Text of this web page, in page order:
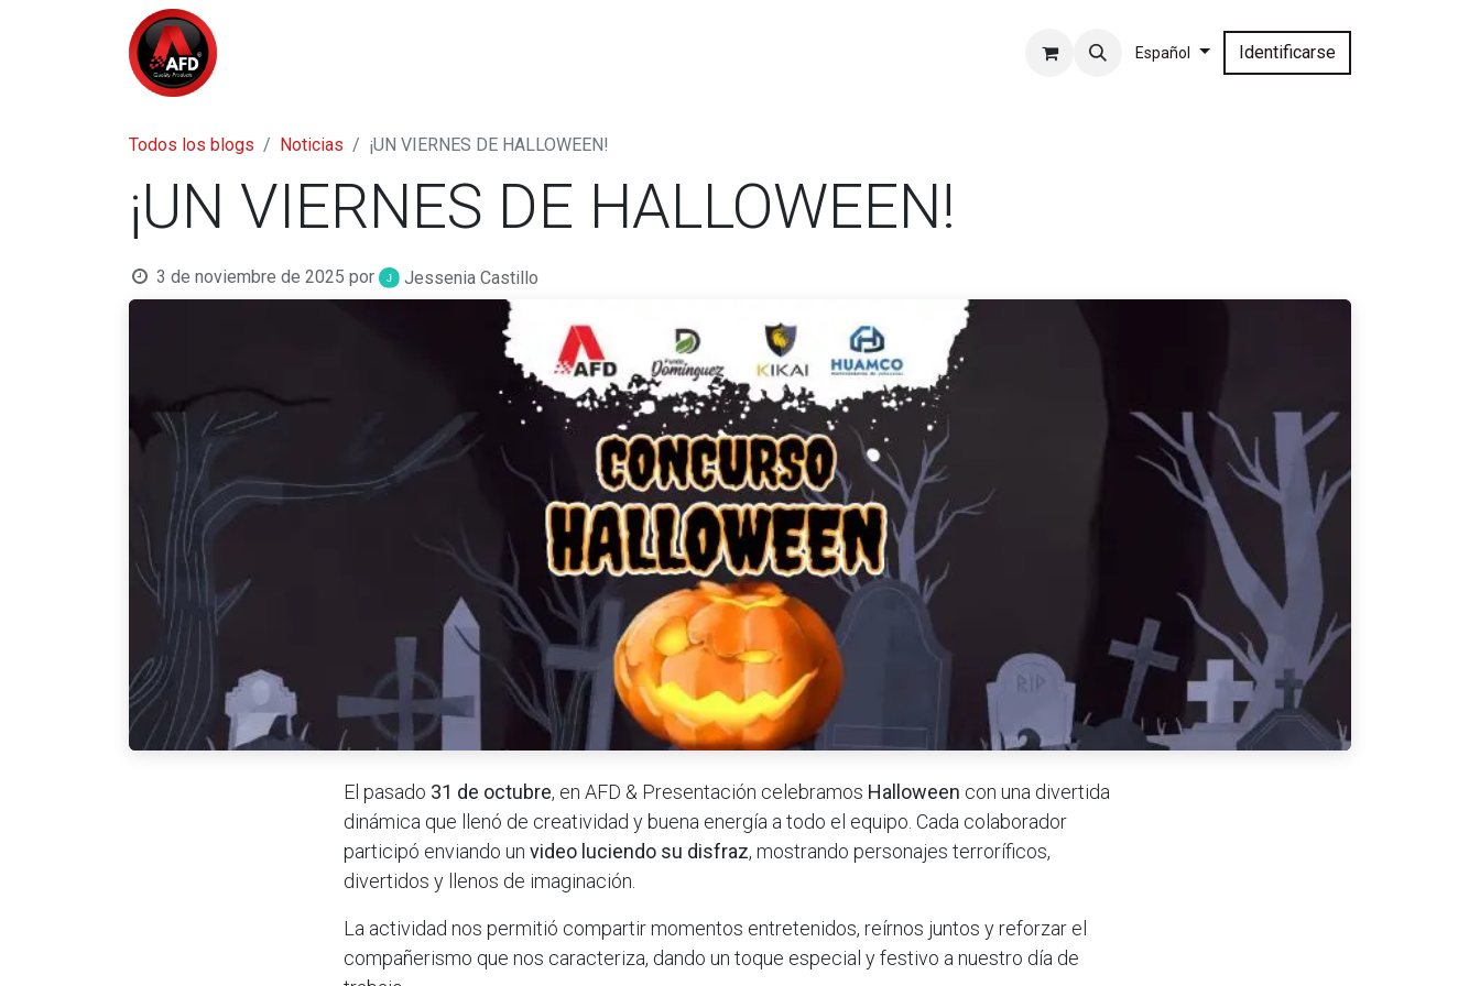
Español Identificarse
Todos los blogs Noticias ¡UN VIERNES DE HALLOWEEN!
¡UN VIERNES DE HALLOWEEN!
3 de noviembre de 2025 por Jessenia Castillo
El pasado 31 de octubre, en AFD & Presentación celebramos Halloween con una divertida
dinámica que llenó de creatividad y buena energía a todo el equipo. Cada colaborador
participó enviando un video luciendo su disfraz, mostrando personajes terroríficos,
divertidos y llenos de imaginación.
La actividad nos permitió compartir momentos entretenidos, reírnos juntos y reforzar el
compañerismo que nos caracteriza, dando un toque especial y festivo a nuestro día de